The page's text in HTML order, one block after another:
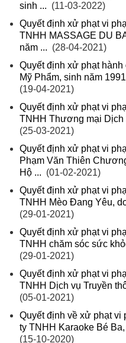
sinh ... (11-03-2022)
Quyết định xử phạt vi
TNHH MASSAGE DU
năm ... (28-04-2021)
Quyết định xử phạt
Mỹ Phẩm, sinh năm
(19-04-2021)
Quyết định xử phạt vi
TNHH Thương mại Dịch
(25-03-2021)
Quyết định xử phạt vi
Phạm Văn Thiên
Hộ ... (01-02-2021)
Quyết định xử phạt vi
TNHH Mèo Đang Yêu,
(29-01-2021)
Quyết định xử phạt vi
TNHH chăm sóc sức
(29-01-2021)
Quyết định xử phạt vi
TNHH Dịch vụ Truyền
(05-01-2021)
Quyết định về xử phạt vi
ty TNHH Karaoke Bé
(15-10-2020)